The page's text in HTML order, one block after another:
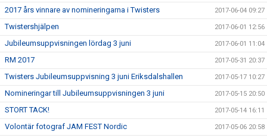
2017 års vinnare av nomineringarna i Twisters 2017-06-04 09:27
Twistershjälpen 2017-06-01 12:56
Jubileumsuppvisningen lördag 3 juni 2017-06-01 11:04
RM 2017 2017-05-31 20:37
Twisters Jubileumsuppvisning 3 juni Eriksdalshallen 2017-05-17 10:27
Nomineringar till Jubileumsuppvisningen 3 juni 2017-05-15 20:50
STORT TACK! 2017-05-14 16:11
Volontär fotograf JAM FEST Nordic 2017-05-06 20:58